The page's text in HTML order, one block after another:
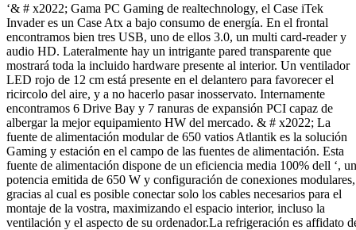
‘& # x2022; Gama PC Gaming de realtechnology, el Case iTek
Invader es un Case Atx a bajo consumo de energía. En el frontal
encontramos bien tres USB, uno de ellos 3.0, un multi card-reader y
audio HD. Lateralmente hay un intrigante pared transparente que
mostrará toda la incluido hardware presente al interior. Un ventilador
LED rojo de 12 cm está presente en el delantero para favorecer el
ricircolo del aire, y a no hacerlo pasar inosservato. Internamente
encontramos 6 Drive Bay y 7 ranuras de expansión PCI capaz de
albergar la mejor equipamiento HW del mercado. & # x2022; La
fuente de alimentación modular de 650 vatios Atlantik es la solución
Gaming y estación en el campo de las fuentes de alimentación. Esta
fuente de alimentación dispone de un eficiencia media 100% dell ‘,
potencia emitida de 650 W y configuración de conexiones modulares,
gracias al cual es posible conectar solo los cables necesarios para el
montaje de la vostra, maximizando el espacio interior, incluso la
ventilación y el aspecto de su ordenador.La refrigeración es affidato